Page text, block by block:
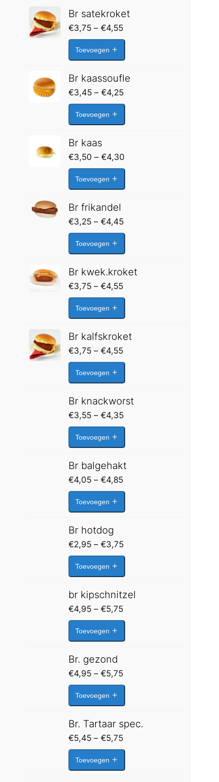
Br satekroket
€3,75 – €4,55Prijsklasse:
€3,75
Toevoegen
Br kaassoufle
€3,45 – €4,25Prijsklasse:
€3,45
Toevoegen
Br kaas
€3,50 – €4,30Prijsklasse:
€3,50
Toevoegen
Br frikandel
€3,25 – €4,45Prijsklasse:
€3,25
Toevoegen
Br kwek.kroket
€3,75 – €4,55Prijsklasse:
€3,75
Toevoegen
Br kalfskroket
€3,75 – €4,55Prijsklasse:
€3,75
Toevoegen
Br knackworst
€3,55 – €4,35Prijsklasse:
€3,55
Toevoegen
Br balgehakt
€4,05 – €4,85Prijsklasse:
€4,05
Toevoegen
Br hotdog
€2,95 – €3,75Prijsklasse:
€2,95
Toevoegen
br kipschnitzel
€4,95 – €5,75Prijsklasse:
€4,95
Toevoegen
Br. gezond
€4,95 – €5,75Prijsklasse:
€4,95
Toevoegen
Br. Tartaar spec.
€5,45 – €5,75Prijsklasse:
€5,45
Toevoegen